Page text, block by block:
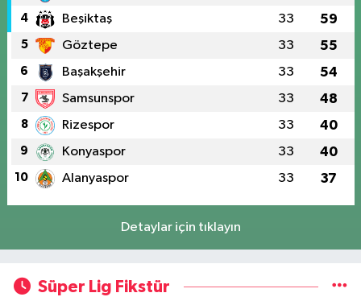
4 Beşiktaş 33 59
5 Göztepe 33 55
6 Başakşehir 33 54
7 Samsunspor 33 48
8 Rizespor 33 40
9 Konyaspor 33 40
10 Alanyaspor 33 37
Detaylar için tıklayın
Süper Lig Fikstür